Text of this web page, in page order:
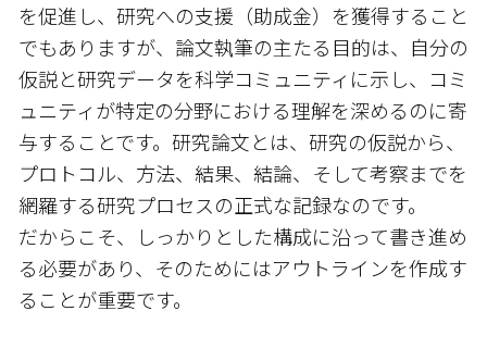
を促進し、研究への支援（助成金）を獲得すること
でもありますが、論文執筆の主たる目的は、自分の
仮説と研究データを科学コミュニティに示し、コミ
ュニティが特定の分野における理解を深めるのに寄
与することです。研究論文とは、研究の仮説から、
プロトコル、方法、結果、結論、そして考察までを
網羅する研究プロセスの正式な記録なのです。
だからこそ、しっかりとした構成に沿って書き進め
る必要があり、そのためにはアウトラインを作成す
ることが重要です。